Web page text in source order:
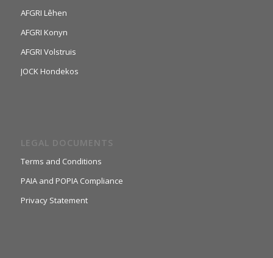
AFGRI Lêhen
AFGRI Konyn
AFGRI Volstruis
JOCK Hondekos
LEGAL DOCUMENTS
Terms and Conditions
PAIA and POPIA Compliance
Privacy Statement